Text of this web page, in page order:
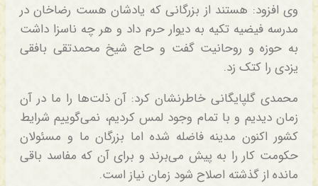
وی افزود: هستند از بزرگانی که یادشان هست رضاخان در
مدرسه فیضیه تکیه به دیوار حرم داد و هر چه ناسزا داشت
به حوزه و روحانیت گفت و حاج شیخ محمدتقی بافقی
یزدی را کتک زد.
محمدی گلپایگانی خاطرنشان کرد: آن ذلت‌ها را ما در آن
زمان دیدیم و با تمام وجود لمس کردیم، نمی‌گوییم شرایط
کشور اکنون مدینه فاضله شده اما بزرگان ما و مسئولان
حکومت کار را به پیش می‌برند و برای آن که مفاسد باقی
مانده از گذشته اصلاح شود زمان نیاز است.